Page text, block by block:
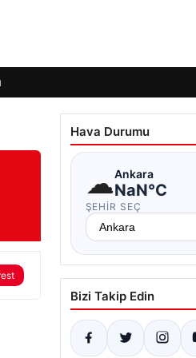
Hava Durumu
☁Ankara
NaN°C
ŞEHIR SEÇ
Bizi Takip Edin